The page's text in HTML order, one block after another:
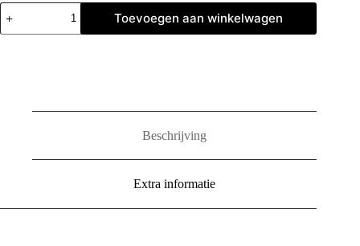
Red
Sea:
The
Toevoegen aan winkelwagen
Beschrijving
Extra informatie